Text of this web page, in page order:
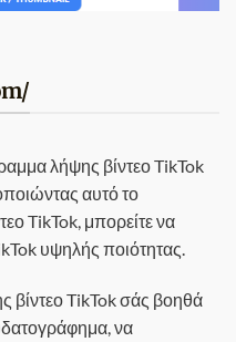
λήψης βίντεο TikTok
αυτό το
TikTok, μπορείτε να
υψηλής ποιότητας.
TikTok σάς βοηθά
να